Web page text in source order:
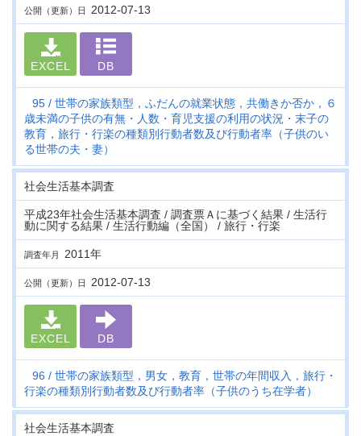
公開（更新）日 2012-07-13
EXCEL DB
95
世帯の家族類型，ふだんの就業状態，共働きか否か，６
歳未満の子供の有無・人数・育児支援の利用の状況・末子の
教育，旅行・行楽の種類別行動者数及び行動者率（子供のい
る世帯の夫・妻）
社会生活基本調査
平成23年社会生活基本調査 / 調査票Ａに基づく結果 / 生活行
動に関する結果 / 生活行動編（全国） / 旅行・行楽
調査年月 2011年
公開（更新）日 2012-07-13
EXCEL DB
96
世帯の家族類型，男女，教育，世帯の年間収入，旅行・
行楽の種類別行動者数及び行動者率（子供のうち在学者）
社会生活基本調査